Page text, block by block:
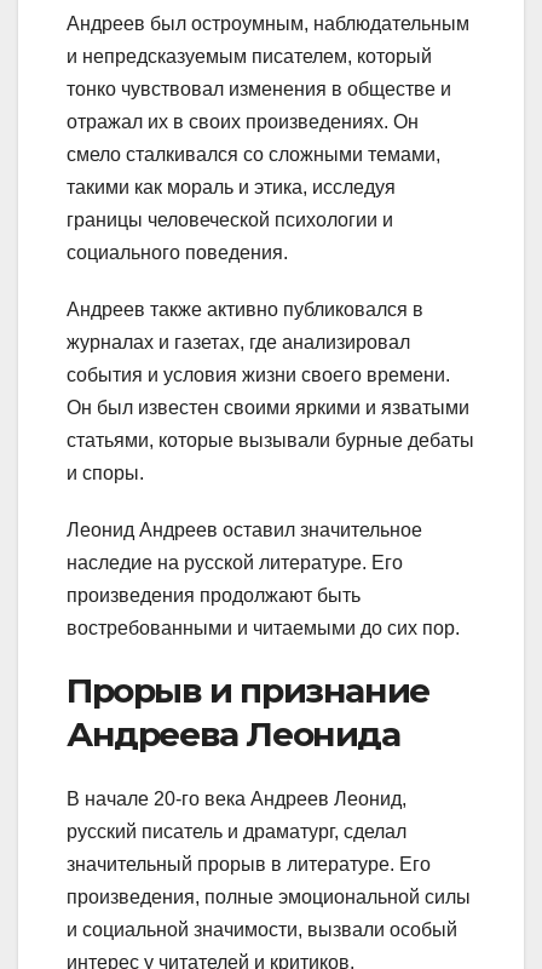
Андреев был остроумным, наблюдательным
и непредсказуемым писателем, который
тонко чувствовал изменения в обществе и
отражал их в своих произведениях. Он
смело сталкивался со сложными темами,
такими как мораль и этика, исследуя
границы человеческой психологии и
социального поведения.
Андреев также активно публиковался в
журналах и газетах, где анализировал
события и условия жизни своего времени.
Он был известен своими яркими и язватыми
статьями, которые вызывали бурные дебаты
и споры.
Леонид Андреев оставил значительное
наследие на русской литературе. Его
произведения продолжают быть
востребованными и читаемыми до сих пор.
Прорыв и признание
Андреева Леонида
В начале 20-го века Андреев Леонид,
русский писатель и драматург, сделал
значительный прорыв в литературе. Его
произведения, полные эмоциональной силы
и социальной значимости, вызвали особый
интерес у читателей и критиков.